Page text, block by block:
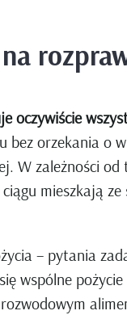
oczywiście
bez orzekania o
W zależności
mieszkają
– pytania
wspólne